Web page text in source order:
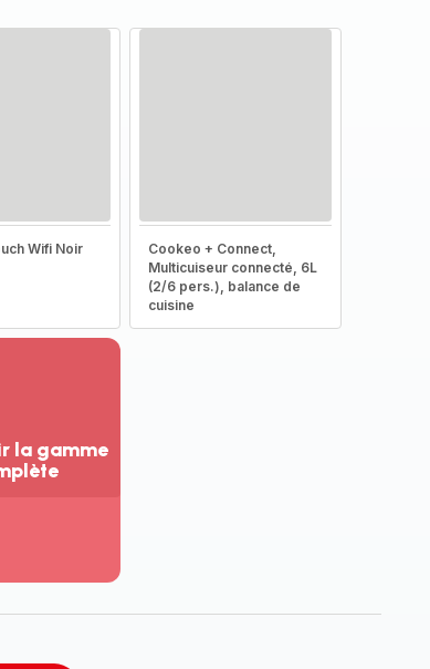
Wifi Noir
Cookeo + Connect,
Multicuiseur connecté, 6L
(2/6 pers.), balance de
cuisine
la gamme